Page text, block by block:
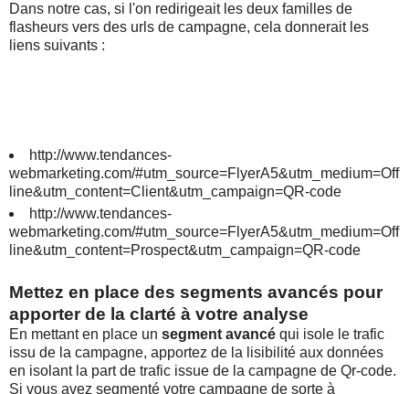
Dans notre cas, si l'on redirigeait les deux familles de
flasheurs vers des urls de campagne, cela donnerait les
liens suivants :
http://www.tendances-
webmarketing.com/#utm_source=FlyerA5&utm_medium=Off
line&utm_content=Client&utm_campaign=QR-code
http://www.tendances-
webmarketing.com/#utm_source=FlyerA5&utm_medium=Off
line&utm_content=Prospect&utm_campaign=QR-code
Mettez en place des segments avancés pour
apporter de la clarté à votre analyse
En mettant en place un segment avancé qui isole le trafic
issu de la campagne, apportez de la lisibilité aux données
en isolant la part de trafic issue de la campagne de Qr-code.
Si vous avez segmenté votre campagne de sorte à